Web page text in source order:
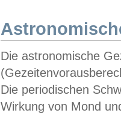
Die astronomische
Die periodischen
Wirkung von Mond